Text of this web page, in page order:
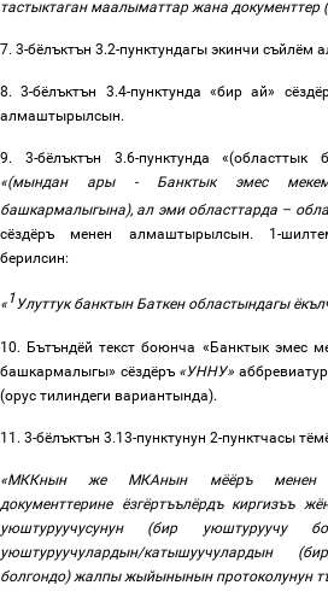
тастыктаган маалыматтар жана документтер
7. 3-бёлъктън 3.2-пунктундагы экинчи съйлём
8. 3-бёлъктън 3.4-пунктунда «бир ай»
алмаштырылсын.
9. 3-бёлъктън 3.6-пунктунда «(областтык
«(мындан ары - Банктык эмес
башкармалыгына), ал эми областтарда –
сёздёръ менен алмаштырылсын. 1 -
берилсин:
«1Улуттук банктын Баткен областындагы
10. Бътъндёй текст боюнча «Банктык эмес
башкармалыгы» сёздёръ «УННУ»
(орус тилиндеги вариантында).
11. 3-бёлъктън 3.13-пунктунун 2-пунктчасы
«МККнын же МКАнын мёёръ менен
документтерине ёзгёртъълёрдъ киргизъъ
уюштуруучусунун(бир уюштуруучу
уюштуруучулардын/катышуучулардын(
болгондо)жалпы жыйынынын протоколунун